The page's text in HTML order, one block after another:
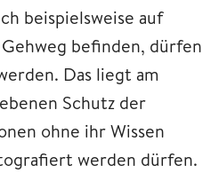
beispielsweise auf
befinden, dürfen
Das liegt am
Schutz der
ohne ihr Wissen
werden dürfen.